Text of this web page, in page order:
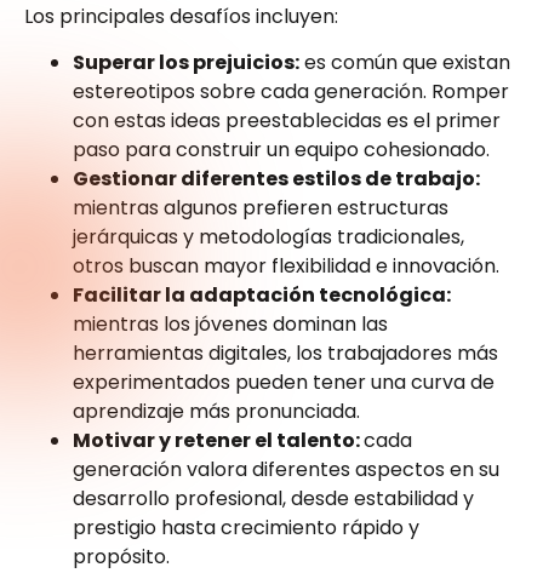
Los principales desafíos incluyen:
Superar los prejuicios:es común que existan
estereotipos sobre cada generación. Romper
con estas ideas preestablecidas es el primer
paso para construir un equipo cohesionado.
Gestionar diferentes estilos de trabajo:
mientras algunos prefieren estructuras
jerárquicas y metodologías tradicionales,
otros buscan mayor flexibilidad e innovación.
Facilitar la adaptación tecnológica:
mientras los jóvenes dominan las
herramientas digitales, los trabajadores más
experimentados pueden tener una curva de
aprendizaje más pronunciada.
Motivar y retener el talento:cada
generación valora diferentes aspectos en su
desarrollo profesional, desde estabilidad y
prestigio hasta crecimiento rápido y
propósito.